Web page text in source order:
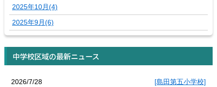
2025年10月(4)
2025年9月(6)
中学校区域の最新ニュース
2026/7/28
[島田第五小学校]